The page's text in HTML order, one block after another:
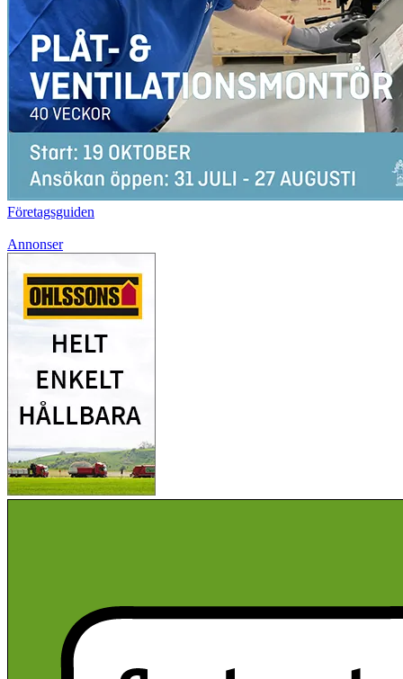
Företagsguiden
Annonser